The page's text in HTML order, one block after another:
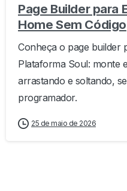
Page Builder para
Home Sem Código
Conheça o page builder
Plataforma Soul: monte
arrastando e soltando,
programador.
25 de maio de 2026